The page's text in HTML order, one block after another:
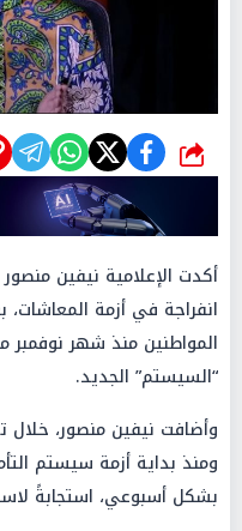
شارك
أكدت الإعلامية نيفين
انفراجة في أزمة
المواطنين منذ شهر
“السيستم” الجديد.
وأضافت نيفين منصور، خلال
ومنذ بداية أزمة سيستم
بشكل أسبوعي، استجابةً